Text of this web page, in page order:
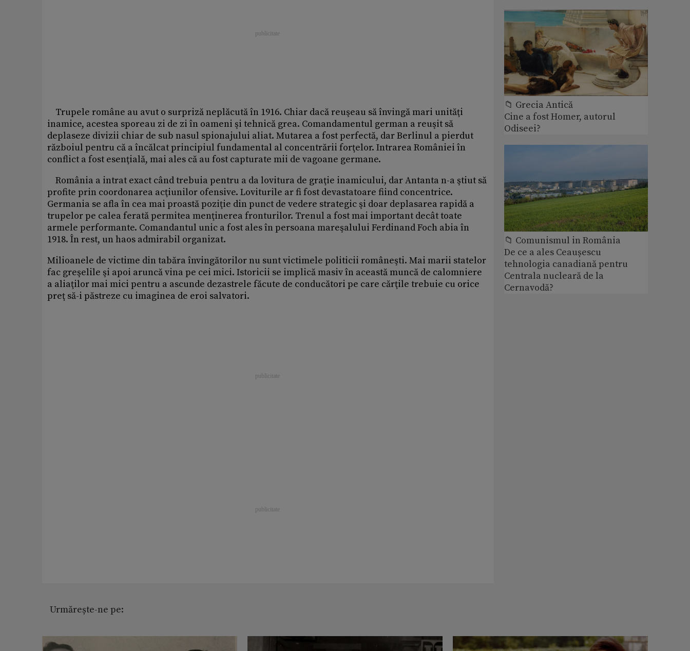
Trupele române au avut o surpriză neplăcută în 1916. Chiar dacă reuşeau să învingă mari unităţi
inamice, acestea sporeau zi de zi în oameni şi tehnică grea. Comandamentul german a reuşit să
deplaseze divizii chiar de sub nasul spionajului aliat. Mutarea a fost perfectă, dar Berlinul a pierdut
războiul pentru că a încălcat principiul fundamental al concentrării forţelor. Intrarea României în
conflict a fost esenţială, mai ales că au fost capturate mii de vagoane germane.
România a intrat exact când trebuia pentru a da lovitura de graţie inamicului, dar Antanta n-a ştiut să
profite prin coordonarea acţiunilor ofensive. Loviturile ar fi fost devastatoare fiind concentrice.
Germania se afla în cea mai proastă poziţie din punct de vedere strategic şi doar deplasarea rapidă a
trupelor pe calea ferată permitea menţinerea fronturilor. Trenul a fost mai important decât toate
armele performante. Comandantul unic a fost ales în persoana mareşalului Ferdinand Foch abia în
1918. În rest, un haos admirabil organizat.
Milioanele de victime din tabăra învingătorilor nu sunt victimele politicii româneşti. Mai marii statelor
fac greşelile şi apoi aruncă vina pe cei mici. Istoricii se implică masiv în această muncă de calomniere
a aliaţilor mai mici pentru a ascunde dezastrele făcute de conducători pe care cărţile trebuie cu orice
preţ să-i păstreze cu imaginea de eroi salvatori.
Urmărește-ne pe:
📁 Grecia Antică
Cine a fost Homer, autorul
Odiseei?
📁 Comunismul in România
De ce a ales Ceaușescu
tehnologia canadiană pentru
Centrala nucleară de la
Cernavodă?